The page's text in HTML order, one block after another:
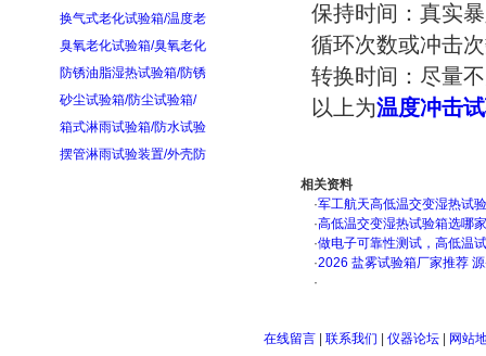
换气式老化试验箱/温度老
臭氧老化试验箱/臭氧老化
防锈油脂湿热试验箱/防锈
砂尘试验箱/防尘试验箱/
箱式淋雨试验箱/防水试验
摆管淋雨试验装置/外壳防
保持时间：真实暴
循环次数或冲击次
转换时间：尽量不
以上为温度冲击
相关资料
·军工航天高低温交变湿热试
·高低温交变湿热试验箱选哪
·做电子可靠性测试，高低温
·2026 盐雾试验箱厂家推荐
·
在线留言| 联系我们 仪器论坛| 网站